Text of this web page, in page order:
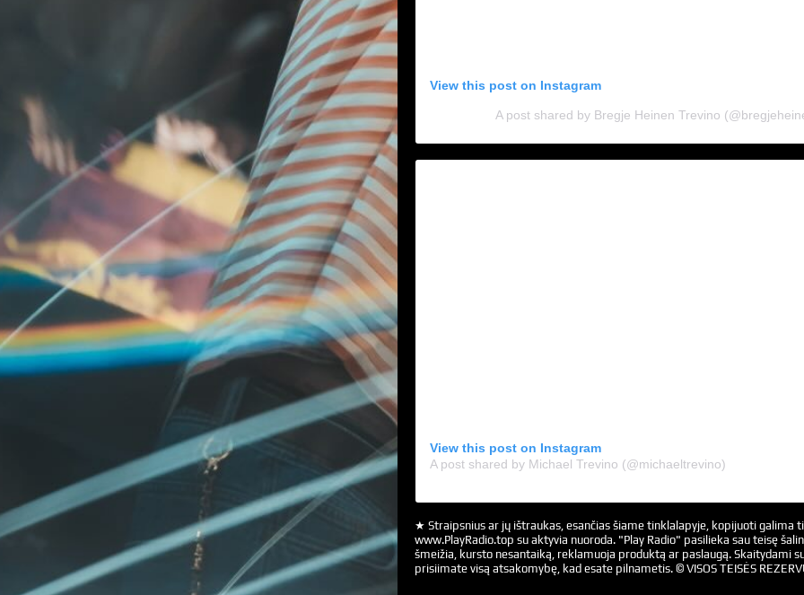
View this post on Instagram
A post shared by Bregje Heinen Trevino
View this post on Instagram
A post shared by Michael Trevino (@michaeltrevino)
★ Straipsnius ar jų ištraukas, esančias šiame tinklalapyje, kopijuoti galima
www.PlayRadio.top su aktyvia nuoroda. "Play Radio" pasilieka sau teisę
šmeižia, kursto nesantaiką, reklamuoja produktą ar paslaugą. Skaitydami
prisiimate visą atsakomybę, kad esate pilnametis. © VISOS TEISĖS